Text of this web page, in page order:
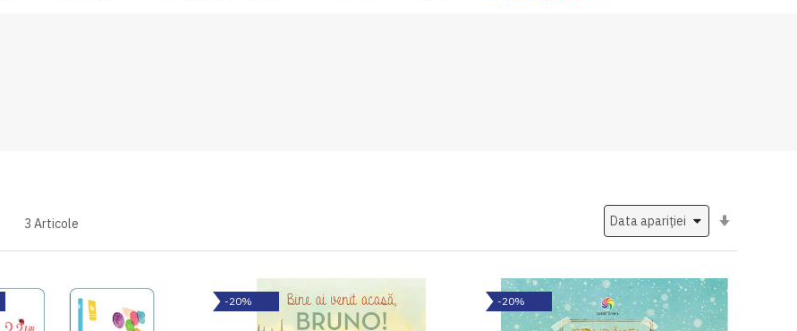
3 Articole
-20% -20%